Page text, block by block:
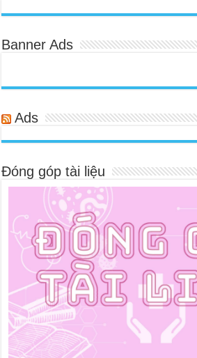
Banner Ads
Ads
Đóng góp tài liệu